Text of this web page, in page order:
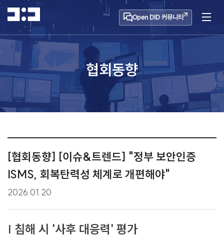
Open DID 커뮤니티
협회동향
[협회동향] [이슈&트렌드] "정부 보안인증
ISMS, 회복탄력성 체계로 개편해야"
2026.01.20
| 침해 시 '사후 대응력' 평가